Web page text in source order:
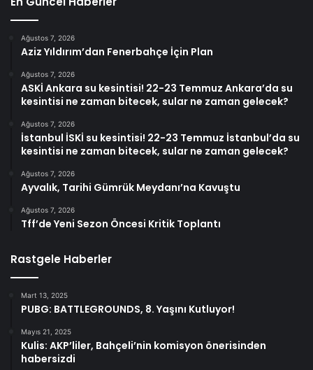
Ağustos 7, 2026
Aziz Yıldırım’dan Fenerbahçe İçin Plan
Ağustos 7, 2026
ASKİ Ankara su kesintisi! 22-23 Temmuz Ankara’da su
kesintisi ne zaman bitecek, sular ne zaman gelecek?
Ağustos 7, 2026
İstanbul İSKİ su kesintisi! 22-23 Temmuz İstanbul’da su
kesintisi ne zaman bitecek, sular ne zaman gelecek?
Ağustos 7, 2026
Ayvalık, Tarihi Gümrük Meydanı’na Kavuştu
Ağustos 7, 2026
Tff’de Yeni Sezon Öncesi Kritik Toplantı
Rastgele Haberler
Mart 13, 2025
PUBG: BATTLEGROUNDS, 8. Yaşını Kutluyor!
Mayıs 21, 2025
Kulis: AKP’liler, Bahçeli’nin komisyon önerisinden
habersizdi